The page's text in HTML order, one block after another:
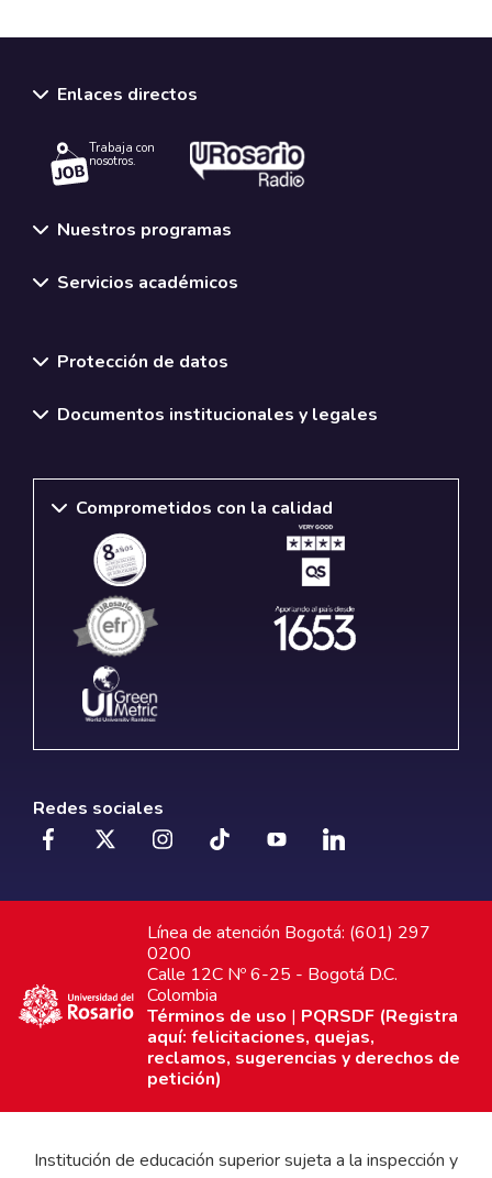
Enlaces directos
Trabaja con
nosotros.
Nuestros programas
Servicios académicos
Protección de datos
Documentos institucionales y legales
Comprometidos con la calidad
Redes sociales
Línea de atención Bogotá: (601) 297
0200
Calle 12C Nº 6-25 - Bogotá D.C.
Colombia
Términos de uso | PQRSDF (Registra
aquí: felicitaciones, quejas,
reclamos, sugerencias y derechos de
petición)
Institución de educación superior sujeta a la inspección y